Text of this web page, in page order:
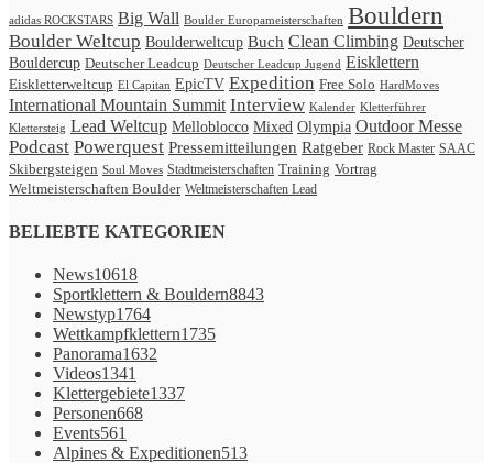
adidas ROCKSTARS Big Wall Boulder Europameisterschaften Bouldern
Boulder Weltcup Boulderweltcup Buch Clean Climbing Deutscher
Bouldercup Deutscher Leadcup Deutscher Leadcup Jugend Eisklettern
Eiskletterweltcup El Capitan EpicTV Expedition Free Solo HardMoves
International Mountain Summit Interview Kalender Kletterführer
Klettersteig Lead Weltcup Melloblocco Mixed Olympia Outdoor Messe
Podcast Powerquest Pressemitteilungen Ratgeber Rock Master SAAC
Skibergsteigen Soul Moves Stadtmeisterschaften Training Vortrag
Weltmeisterschaften Boulder Weltmeisterschaften Lead
BELIEBTE KATEGORIEN
News10618
Sportklettern & Bouldern8843
Newstyp1764
Wettkampfklettern1735
Panorama1632
Videos1341
Klettergebiete1337
Personen668
Events561
Alpines & Expeditionen513